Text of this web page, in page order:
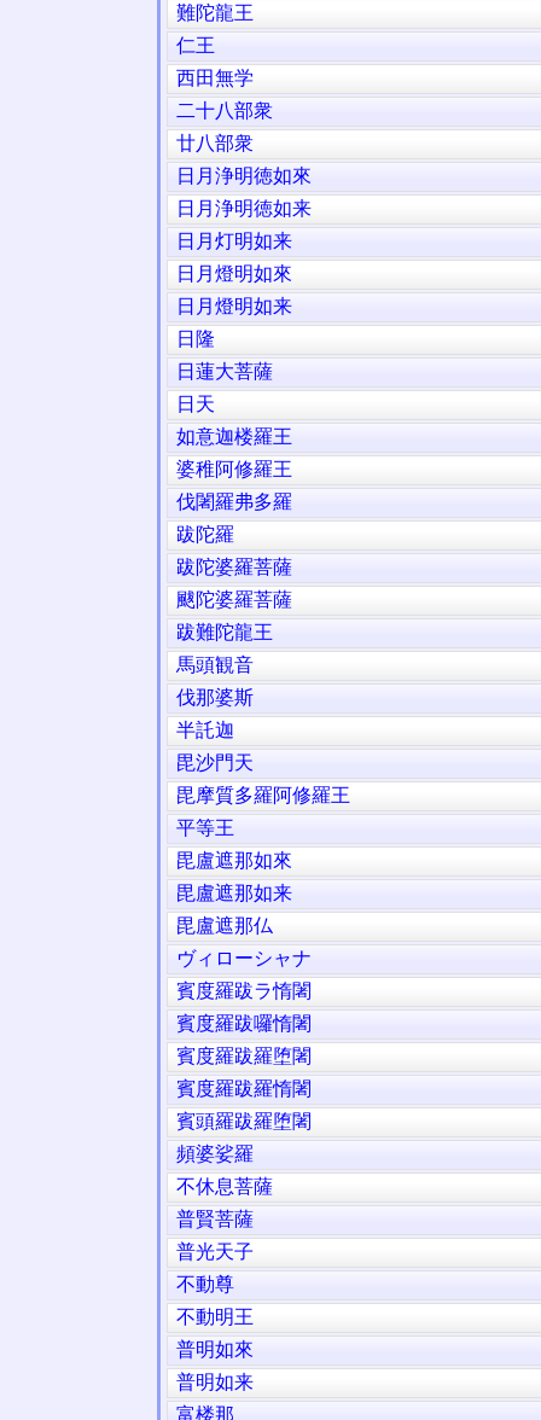
難陀龍王
仁王
西田無学
二十八部衆
廿八部衆
日月浄明徳如來
日月浄明徳如来
日月灯明如来
日月燈明如來
日月燈明如来
日隆
日蓮大菩薩
日天
如意迦楼羅王
婆稚阿修羅王
伐闍羅弗多羅
跋陀羅
跋陀婆羅菩薩
颰陀婆羅菩薩
跋難陀龍王
馬頭観音
伐那婆斯
半託迦
毘沙門天
毘摩質多羅阿修羅王
平等王
毘盧遮那如來
毘盧遮那如来
毘盧遮那仏
ヴィローシャナ
賓度羅跋ラ惰闍
賓度羅跋囉惰闍
賓度羅跋羅堕闍
賓度羅跋羅惰闍
賓頭羅跋羅堕闍
頻婆娑羅
不休息菩薩
普賢菩薩
普光天子
不動尊
不動明王
普明如來
普明如来
富楼那